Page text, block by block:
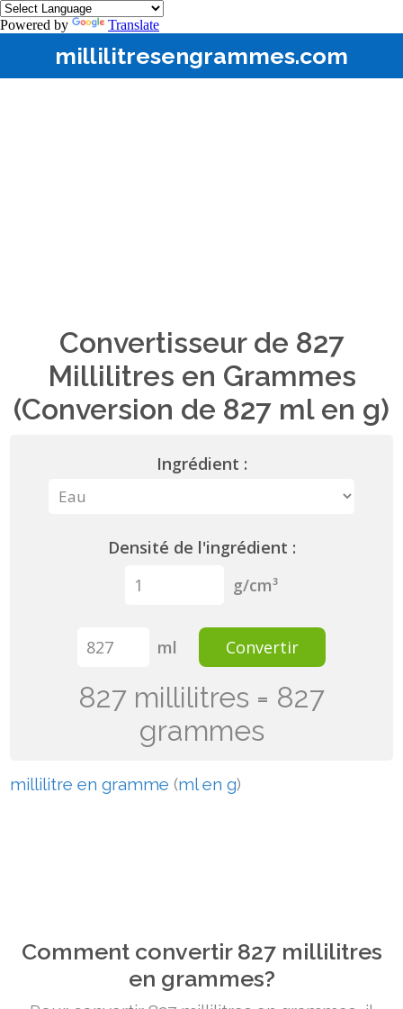
Powered by Translate
millilitresengrammes.com
Convertisseur de 827
Millilitres en Grammes
(Conversion de 827 ml en g)
Ingrédient :
Densité de l'ingrédient :
g/cm³
ml Convertir
827 millilitres = 827
grammes
millilitre en gramme (ml en g)
Comment convertir 827 millilitres
en grammes?